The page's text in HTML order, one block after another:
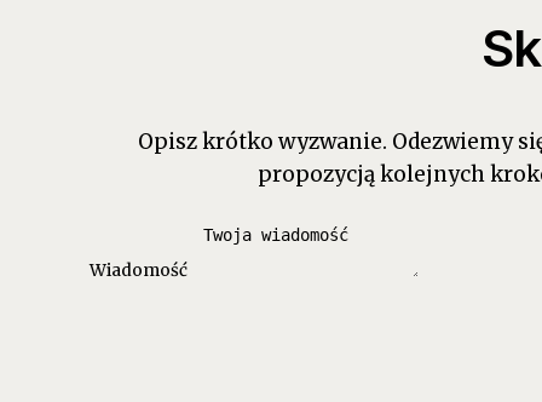
Opisz krótko wyzwanie. Odezwiemy
propozycją kolejnych
Wiadomość